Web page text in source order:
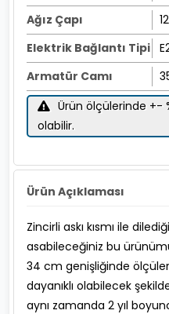
Ağız Çapı
Elektrik Bağlantı Tipi
Armatür Camı
Ürün ölçülerinde +-
olabilir.
Ürün Açıklaması
Zincirli askı kısmı ile
asabileceğiniz bu
34 cm genişliğinde
dayanıklı olabilecek
aynı zamanda 2 yıl